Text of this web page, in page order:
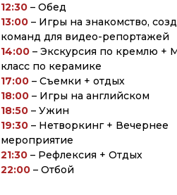
12:30 – Обед
13:00 – Игры на знакомство,
команд для видео-репортажей
14:00 – Экскурсия по кремлю +
класс по керамике
17:00 – Съемки + отдых
18:00 – Игры на английском
18:50 – Ужин
19:30 – Нетворкинг + Вечернее
мероприятие
21:30 – Рефлексия + Отдых
22:00 – Отбой